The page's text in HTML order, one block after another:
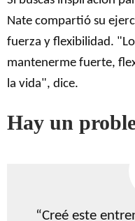
Nate compartió su
fuerza y ​​flexibilidad.
mantenerme fuerte,
la vida", dice.
Hay un
“Creé este